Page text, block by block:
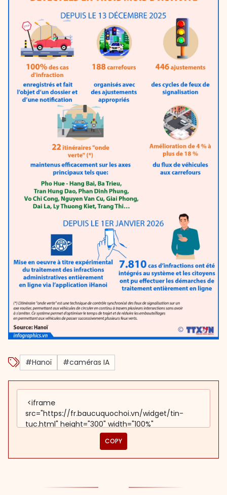
#Hanoï #caméras IA
COPY